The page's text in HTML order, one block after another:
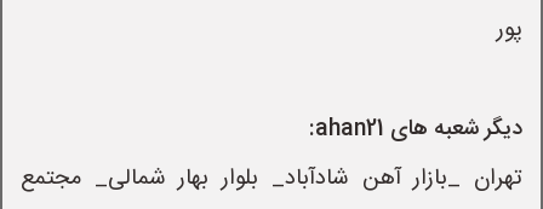
پور
دیگر شعبه های ahan21:
تهران _بازار آهن شادآباد_ بلوار بهار شمالی_ مجتمع